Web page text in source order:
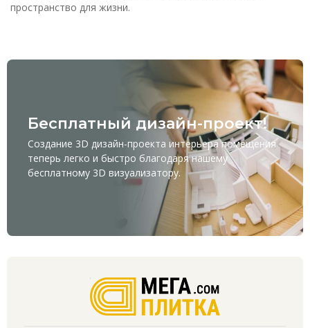
пространство для жизни.
Бесплатный дизайн-проект!
Создание 3D дизайн-проекта интерьера помещения
теперь легко и быстро благодаря нашему
бесплатному 3D визуализатору.